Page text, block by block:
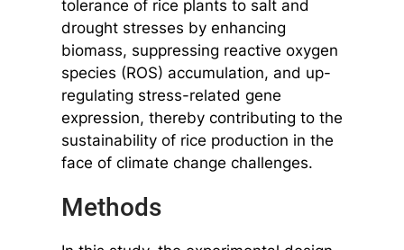
tolerance of rice plants to salt and
drought stresses by enhancing
biomass, suppressing reactive oxygen
species (ROS) accumulation, and up-
regulating stress-related gene
expression, thereby contributing to the
sustainability of rice production in the
face of climate change challenges.
Methods